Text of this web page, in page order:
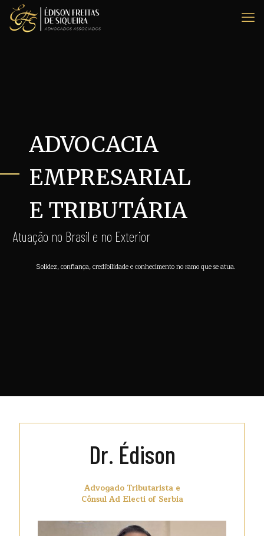
ADVOCACIA
EMPRESARIAL
E TRIBUTÁRIA
Solidez, confiança, credibilidade e conhecimento no ramo que se atua.
Atuação no Brasil e no Exterior
Dr. Édison
Advogado Tributarista e
Cônsul Ad Electi of Serbia